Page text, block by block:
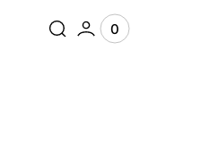
Ver
0
0
items